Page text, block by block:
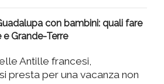
con bambini: quali fare
e Grande-Terre
Antille francesi,
presta per una vacanza non